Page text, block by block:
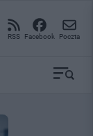
RSS Facebook Poczta